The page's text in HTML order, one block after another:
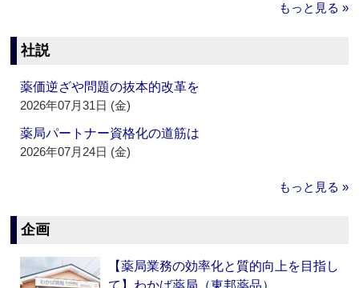
もっと見る »
社説
薬価逆ざや問題の抜本的改革を
2026年07月31日 (金)
薬局パートナー資格化の道筋は
2026年07月24日 (金)
もっと見る »
企画
【薬局業務の効率化と質的向上を目指し